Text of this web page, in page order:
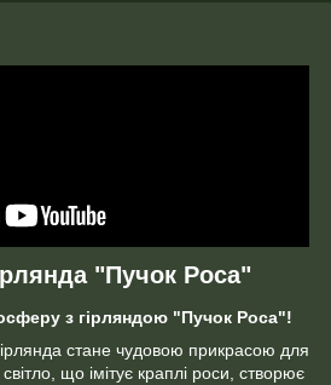
"Пучок Роса"
з гірляндою "Пучок Роса"!
стане чудовою прикрасою для
що імітує краплі роси, створює